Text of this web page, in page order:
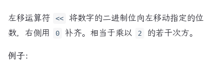
左移运算符 <<
将数字的二进制位向左移动指定的位
数，右侧用
0 补齐。相当于乘以 2 的若干次方。
例子：